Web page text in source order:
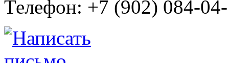
Телефон: +7 (902) 084-